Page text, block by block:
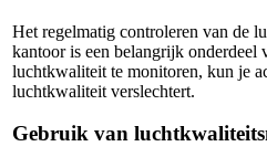
Het regelmatig controleren van de
kantoor is een belangrijk
luchtkwaliteit te monitoren, kun je
luchtkwaliteit verslechtert.
Gebruik van